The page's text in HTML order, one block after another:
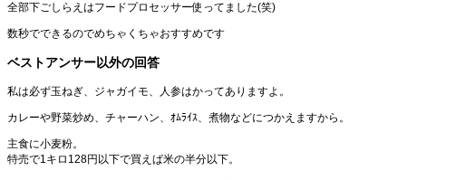
全部下ごしらえはフードプロセッサー使ってました(笑)
数秒でできるのでめちゃくちゃおすすめです
ベストアンサー以外の回答
私は必ず玉ねぎ、ジャガイモ、人参はかってありますよ。
カレーや野菜炒め、チャーハン、ｵﾑﾗｲｽ、煮物などにつかえますから。
主食に小麦粉。
特売で1キロ128円以下で買えば米の半分以下。